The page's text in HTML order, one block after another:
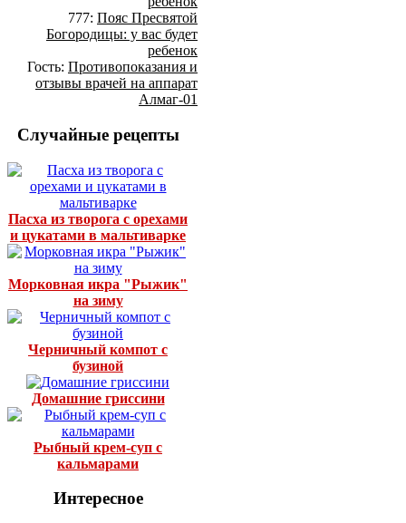
777: Пояс Пресвятой
Богородицы: у вас будет
ребенок
Гость: Противопоказания и
отзывы врачей на аппарат
Алмаг-01
Случайные рецепты
Пасха из творога с орехами
и цукатами в мальтиварке
Морковная икра "Рыжик"
на зиму
Черничный компот с
бузиной
Домашние гриссини
Рыбный крем-суп с
кальмарами
Интересное